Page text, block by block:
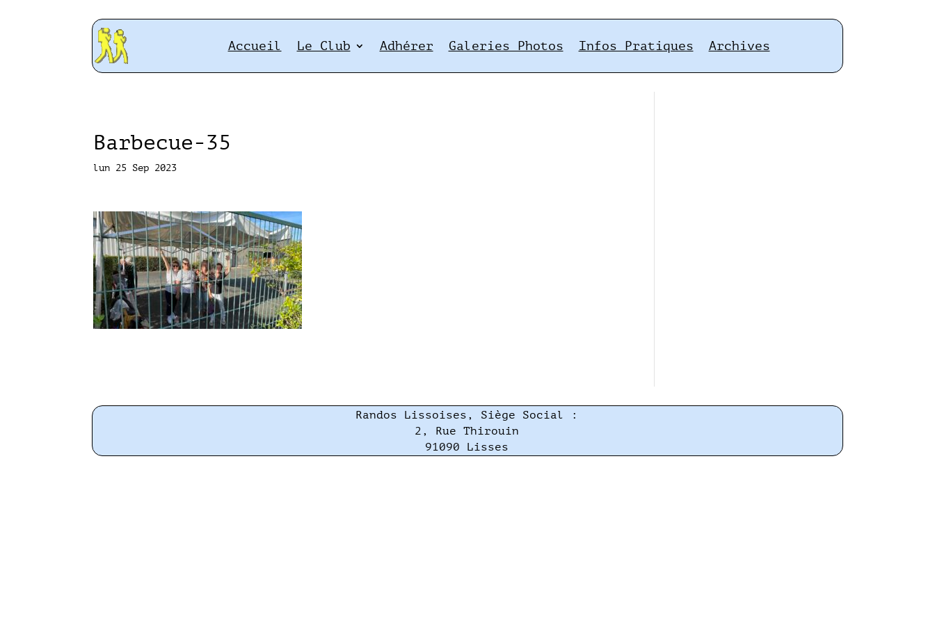
Accueil Le Club Adhérer Galeries Photos Infos Pratiques Archives
Barbecue-35
lun 25 Sep 2023
Randos Lissoises, Siège Social :
2, Rue Thirouin
91090 Lisses